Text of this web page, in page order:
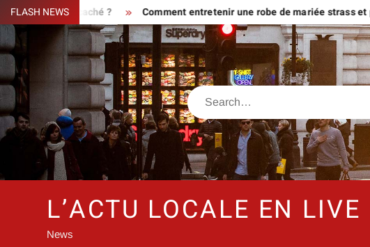
Skip
to
content
FLASH NEWS
ou piège caché ? Comment entretenir une robe de mariée strass et
Search
L’ACTU LOCALE EN LIVE
News